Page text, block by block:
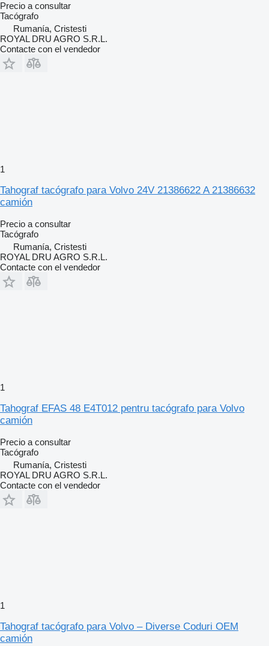
Precio a consultar
Tacógrafo
Rumanía, Cristesti
ROYAL DRU AGRO S.R.L.
Contacte con el vendedor
1
Tahograf tacógrafo para Volvo 24V 21386622 A 21386632
camión
Precio a consultar
Tacógrafo
Rumanía, Cristesti
ROYAL DRU AGRO S.R.L.
Contacte con el vendedor
1
Tahograf EFAS 48 E4T012 pentru tacógrafo para Volvo
camión
Precio a consultar
Tacógrafo
Rumanía, Cristesti
ROYAL DRU AGRO S.R.L.
Contacte con el vendedor
1
Tahograf tacógrafo para Volvo – Diverse Coduri OEM
camión